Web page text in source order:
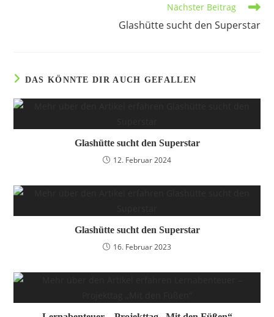
Nächster Beitrag
Glashütte sucht den Superstar
DAS KÖNNTE DIR AUCH GEFALLEN
Glashütte sucht den Superstar
12. Februar 2024
Glashütte sucht den Superstar
16. Februar 2023